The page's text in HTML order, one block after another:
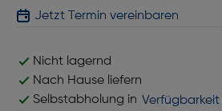
Jetzt Termin vereinbaren
Nicht lagernd
Nach Hause liefern
Selbstabholung in Verfügbarkeit